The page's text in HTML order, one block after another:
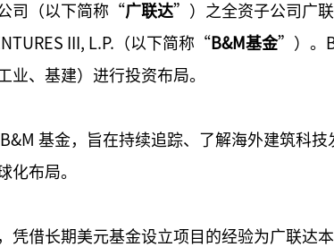
司（以下简称“广联达”）之全资子公司广
III, L.P.（以下简称“ B&M基金”）。
业、基建）进行投资布局。
基金，旨在持续追踪、了解海外建筑科
化布局。
凭借长期美元基金设立项目的经验为广联达